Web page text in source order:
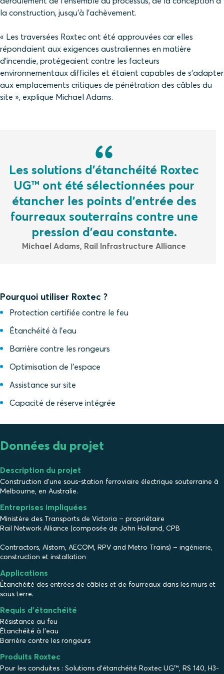
la construction, jusqu'à l'achèvement.
« Les traversées Roxtec ont été approuvées car elles
répondaient aux exigences australiennes en matière
d'incendie, protégeaient contre les facteurs
environnementaux difficiles et étaient capables de s'adapter
aux emplacements critiques de pénétration des câbles du
site », explique Michael Adams.
Les solutions d'étanchéité Roxtec
UG™ ont été sélectionnées pour
étancher les points d'entrée des
fourreaux souterrains contre une
pression d'eau constante.
Michael Adams, Rail Infrastructure Alliance
Pourquoi utiliser Roxtec ?
Protection certifiée contre le feu
Étanchéité à l'eau
Barrière contre les rongeurs
Optimisation de l'espace
Assistance sur site
Capacité de réserve intégrée
Données du projet
Description du projet
Construction d'une sous-station ferroviaire électrique souterraine à
Melbourne, en Australie.
Entreprises impliquées
Ministère des Transports de Victoria – propriétaire
Rail Network Alliance (composée de John Holland, CPB
Contractors, Alstom, AECOM, RPV and Metro Trains) – ingénierie,
construction et installation
Applications
Étanchéité des entrées de câbles et de fourreaux dans les murs et
sous terre.
Requis d'étanchéité
Résistance au feu
Étanchéité à l'eau
Barrière contre les rongeurs
Produits Roxtec
Pour les conduites : Solutions d'étanchéité Roxtec UG™, RS 140, H3-